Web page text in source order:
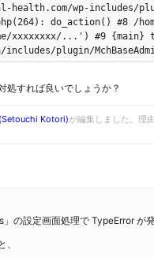
health.com/wp-includes/
do_action() #8 /
xxxxxxxx/...') #9 {main}
plugin/
処すれば良いでしょうか？
Kotori)が編集しました。理
の設定画面処理で TypeError が
、